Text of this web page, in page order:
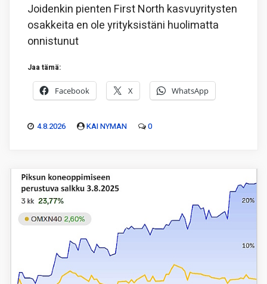
Joidenkin pienten First North kasvuyritysten
osakkeita en ole yrityksistäni huolimatta
onnistunut
Jaa tämä:
Facebook X WhatsApp
4.8.2026 KAI NYMAN 0